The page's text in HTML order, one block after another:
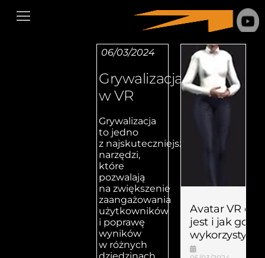
06/03/2024
Grywalizacja
w VR
Grywalizacja
to jedno
z najskuteczniejszych
narzędzi,
które
pozwalają
na zwiększenie
zaangażowania
użytkowników
i poprawę
wyników
w różnych
Avatar VR
jest i jak go